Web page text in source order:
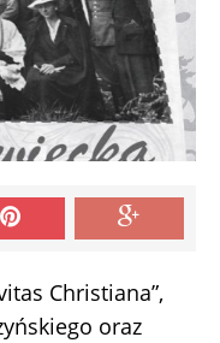
Christiana”,
oraz